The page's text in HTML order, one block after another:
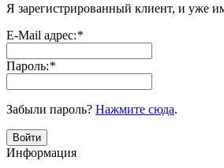
Я зарегистрированный клиент, и уже
E-Mail адрес:*
Пароль:*
Забыли пароль? Нажмите сюда.
Войти
Информация